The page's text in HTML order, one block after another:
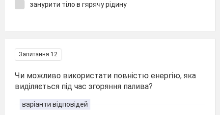
занурити тіло в гярячу рідину
Запитання 12
Чи можливо використати повністю енергію, яка
виділяється під час згоряння палива?
варіанти відповідей